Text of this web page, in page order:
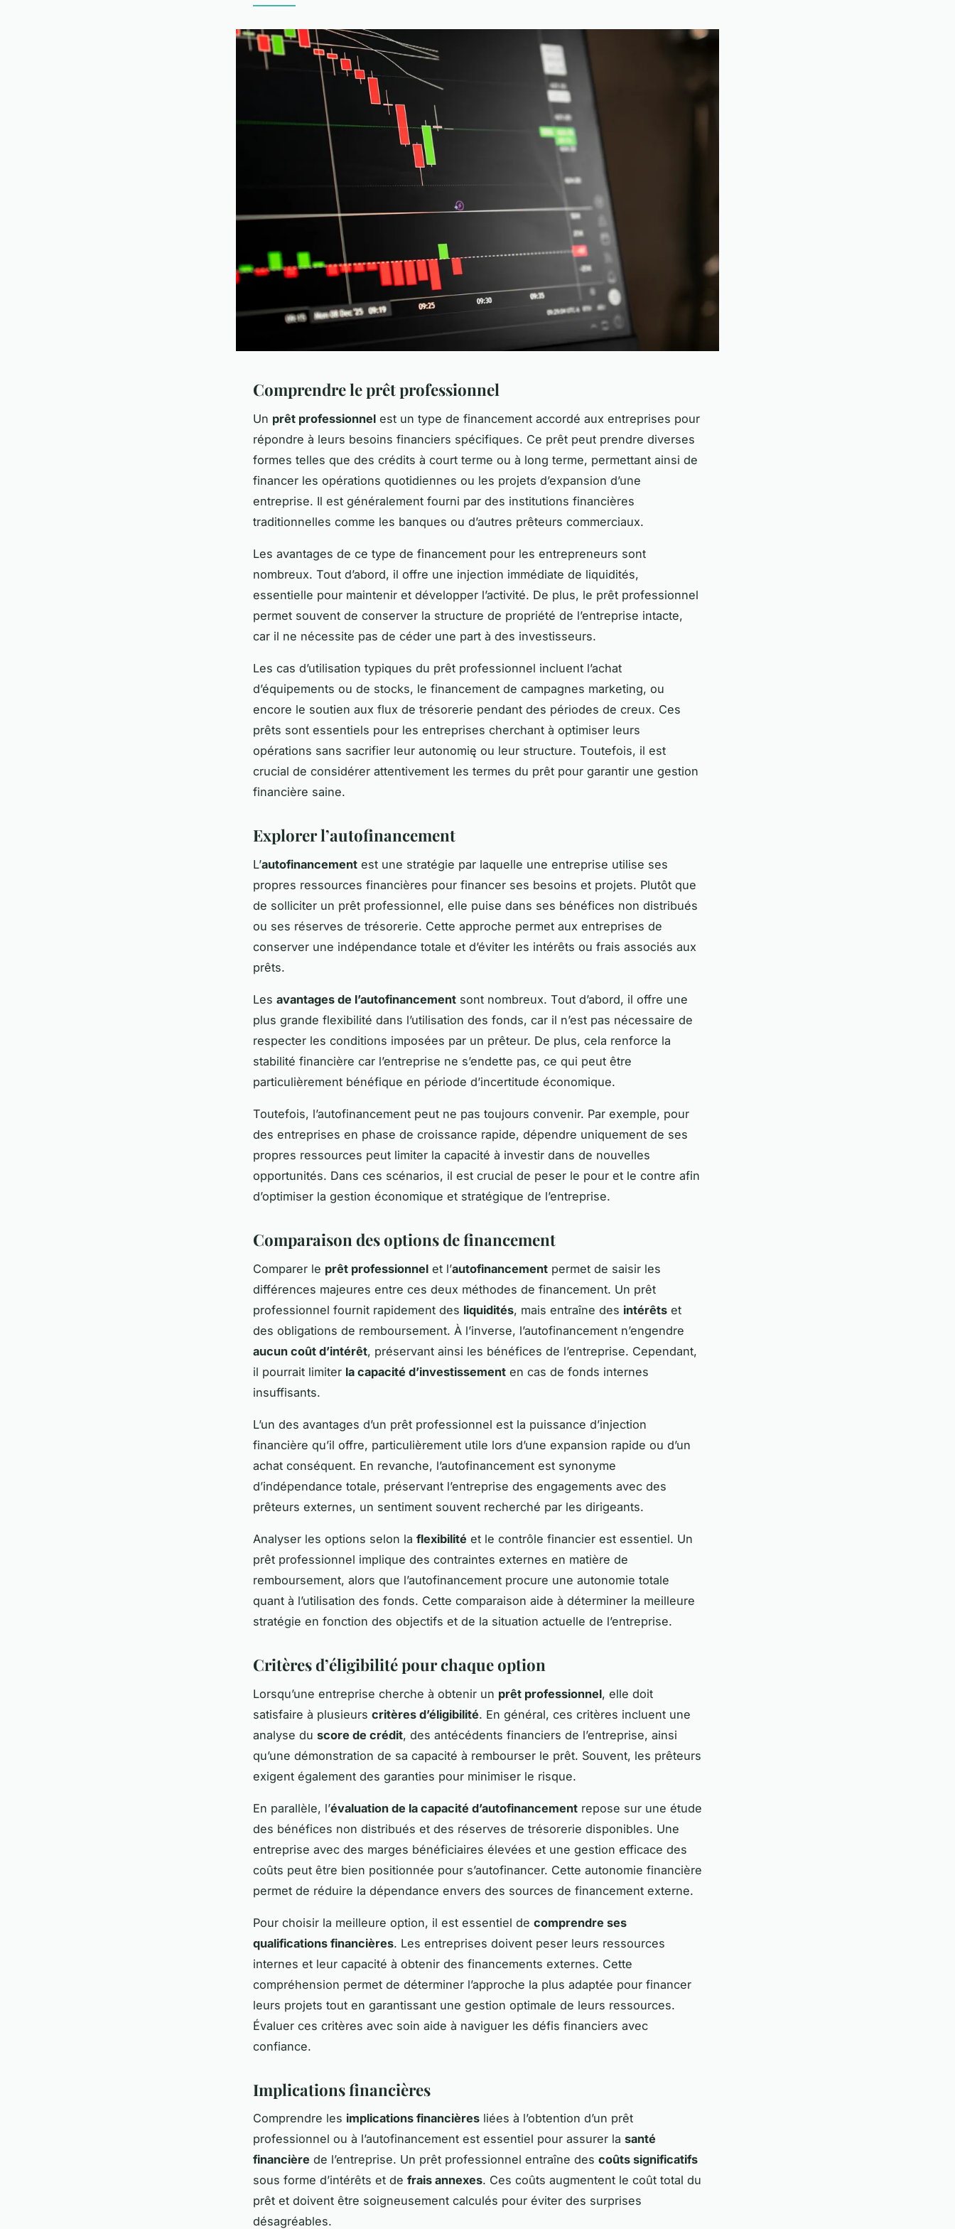
Comprendre le prêt professionnel
Un prêt professionnel est un type de financement accordé aux entreprises pour
répondre à leurs besoins financiers spécifiques. Ce prêt peut prendre diverses
formes telles que des crédits à court terme ou à long terme, permettant ainsi de
financer les opérations quotidiennes ou les projets d’expansion d’une
entreprise. Il est généralement fourni par des institutions financières
traditionnelles comme les banques ou d’autres prêteurs commerciaux.
Les avantages de ce type de financement pour les entrepreneurs sont
nombreux. Tout d’abord, il offre une injection immédiate de liquidités,
essentielle pour maintenir et développer l’activité. De plus, le prêt professionnel
permet souvent de conserver la structure de propriété de l’entreprise intacte,
car il ne nécessite pas de céder une part à des investisseurs.
Les cas d’utilisation typiques du prêt professionnel incluent l’achat
d’équipements ou de stocks, le financement de campagnes marketing, ou
encore le soutien aux flux de trésorerie pendant des périodes de creux. Ces
prêts sont essentiels pour les entreprises cherchant à optimiser leurs
opérations sans sacrifier leur autonomię ou leur structure. Toutefois, il est
crucial de considérer attentivement les termes du prêt pour garantir une gestion
financière saine.
Explorer l’autofinancement
L’autofinancement est une stratégie par laquelle une entreprise utilise ses
propres ressources financières pour financer ses besoins et projets. Plutôt que
de solliciter un prêt professionnel, elle puise dans ses bénéfices non distribués
ou ses réserves de trésorerie. Cette approche permet aux entreprises de
conserver une indépendance totale et d’éviter les intérêts ou frais associés aux
prêts.
Les avantages de l’autofinancement sont nombreux. Tout d’abord, il offre une
plus grande flexibilité dans l’utilisation des fonds, car il n’est pas nécessaire de
respecter les conditions imposées par un prêteur. De plus, cela renforce la
stabilité financière car l’entreprise ne s’endette pas, ce qui peut être
particulièrement bénéfique en période d’incertitude économique.
Toutefois, l’autofinancement peut ne pas toujours convenir. Par exemple, pour
des entreprises en phase de croissance rapide, dépendre uniquement de ses
propres ressources peut limiter la capacité à investir dans de nouvelles
opportunités. Dans ces scénarios, il est crucial de peser le pour et le contre afin
d’optimiser la gestion économique et stratégique de l’entreprise.
Comparaison des options de financement
Comparer le prêt professionnel et l’autofinancement permet de saisir les
différences majeures entre ces deux méthodes de financement. Un prêt
professionnel fournit rapidement des liquidités, mais entraîne des intérêts et
des obligations de remboursement. À l’inverse, l’autofinancement n’engendre
aucun coût d’intérêt, préservant ainsi les bénéfices de l’entreprise. Cependant,
il pourrait limiter la capacité d’investissement en cas de fonds internes
insuffisants.
L’un des avantages d’un prêt professionnel est la puissance d’injection
financière qu’il offre, particulièrement utile lors d’une expansion rapide ou d’un
achat conséquent. En revanche, l’autofinancement est synonyme
d’indépendance totale, préservant l’entreprise des engagements avec des
prêteurs externes, un sentiment souvent recherché par les dirigeants.
Analyser les options selon la flexibilité et le contrôle financier est essentiel. Un
prêt professionnel implique des contraintes externes en matière de
remboursement, alors que l’autofinancement procure une autonomie totale
quant à l’utilisation des fonds. Cette comparaison aide à déterminer la meilleure
stratégie en fonction des objectifs et de la situation actuelle de l’entreprise.
Critères d’éligibilité pour chaque option
Lorsqu’une entreprise cherche à obtenir un prêt professionnel, elle doit
satisfaire à plusieurs critères d’éligibilité. En général, ces critères incluent une
analyse du score de crédit, des antécédents financiers de l’entreprise, ainsi
qu’une démonstration de sa capacité à rembourser le prêt. Souvent, les prêteurs
exigent également des garanties pour minimiser le risque.
En parallèle, l’évaluation de la capacité d’autofinancement repose sur une étude
des bénéfices non distribués et des réserves de trésorerie disponibles. Une
entreprise avec des marges bénéficiaires élevées et une gestion efficace des
coûts peut être bien positionnée pour s’autofinancer. Cette autonomie financière
permet de réduire la dépendance envers des sources de financement externe.
Pour choisir la meilleure option, il est essentiel de comprendre ses
qualifications financières. Les entreprises doivent peser leurs ressources
internes et leur capacité à obtenir des financements externes. Cette
compréhension permet de déterminer l’approche la plus adaptée pour financer
leurs projets tout en garantissant une gestion optimale de leurs ressources.
Évaluer ces critères avec soin aide à naviguer les défis financiers avec
confiance.
Implications financières
Comprendre les implications financières liées à l’obtention d’un prêt
professionnel ou à l’autofinancement est essentiel pour assurer la santé
financière de l’entreprise. Un prêt professionnel entraîne des coûts significatifs
sous forme d’intérêts et de frais annexes. Ces coûts augmentent le coût total du
prêt et doivent être soigneusement calculés pour éviter des surprises
désagréables.